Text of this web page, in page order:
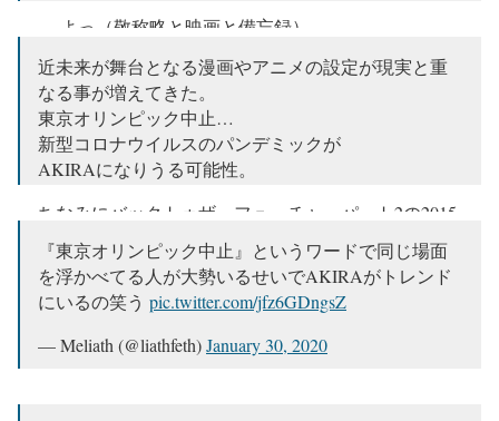
— よっ（敬称略と映画と備忘録）
近未来が舞台となる漫画やアニメの設定が現実と重
なる事が増えてきた。
東京オリンピック中止…
新型コロナウイルスのパンデミックが
AKIRAになりうる可能性。
ちなみにバックトゥザ・フューチャーパート2の2015
年世界。唯一予見できなかったものはスマホだった
と脚本家ボブゲイルが話してた。
pic.twitter.com/vzbv8igDJj
『東京オリンピック中止』というワードで同じ場面
を浮かべてる人が大勢いるせいでAKIRAがトレンド
にいるの笑う pic.twitter.com/jfz6GDngsZ
— Meliath (@liathfeth)January 30, 2020